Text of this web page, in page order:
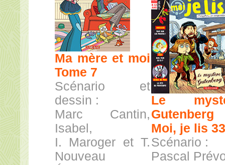
Ma mère et moi
Tome 7
Scénario et
dessin :
Marc Cantin,
Isabel,
I. Maroger et T.
Nouveau
Le
Gutenberg
Moi, je lis
Scénario :
Pascal